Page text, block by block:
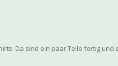
Da sind ein paar Teile fertig und